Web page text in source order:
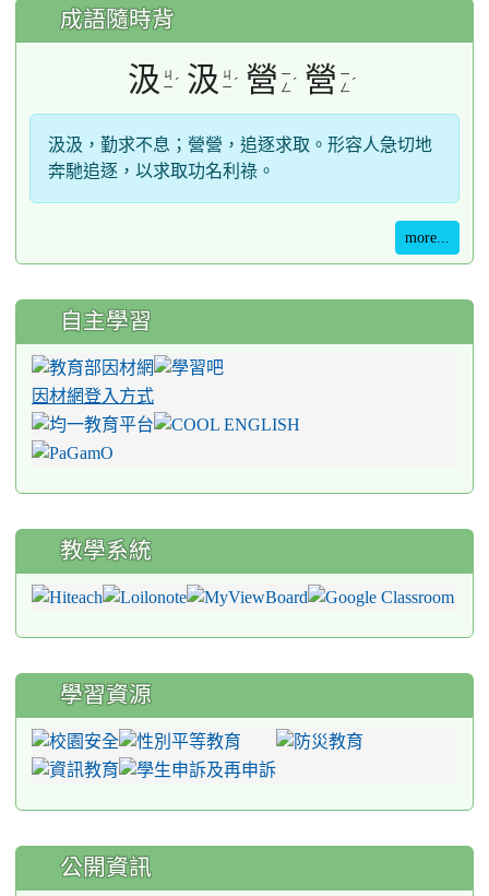
成語隨時背
汲 ㄐ
ㄧ ˊ 汲 ㄐ
ㄧ ˊ 營 ㄧ
ㄥ ˊ 營 ㄧ
ㄥ ˊ
汲汲，勤求不息；營營，追逐求取。形容人急切地
奔馳追逐，以求取功名利祿。
more...
自主學習
因材網登入方式
教學系統
學習資源
公開資訊